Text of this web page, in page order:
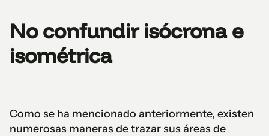
No confundir isócrona e
isométrica
Como se ha mencionado anteriormente, existen
numerosas maneras de trazar sus áreas de